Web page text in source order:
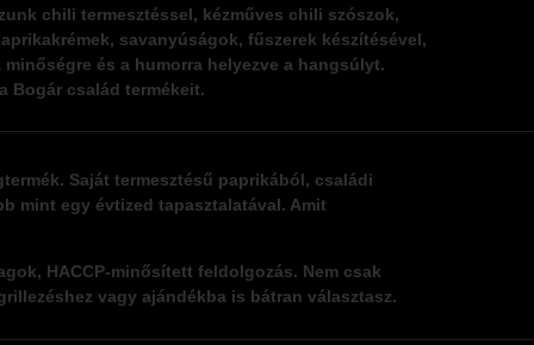
chili termesztéssel, kézműves chili szószok,
savanyúságok, fűszerek készítésével,
minőségre és a humorra helyezve a hangsúlyt.
Bogár család termékeit.
Saját termesztésű paprikából, családi
mint egy évtized tapasztalatával. Amit
HACCP-minősített feldolgozás. Nem csak
vagy ajándékba is bátran választasz.